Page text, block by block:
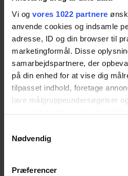
Vi og vores 1022 partnere
anvende cookies og indsamle
adresse, ID og din browser til
marketingformål. Disse
samarbejdspartnere, der
på din enhed for at vise dig
tilpasset indhold, foretage
lave målgruppeundersøgelser
tilbage eller ændre indstillinger
"Cookiedeklaration", eller ved
Nødvendig
Præferencer
High/Low. Det er designet
mobilitet og hjælper med at
eller enheder sikkert på
bordplade. Med sin
fastgørelse og stabile
kørestolsvenlige og
alle.